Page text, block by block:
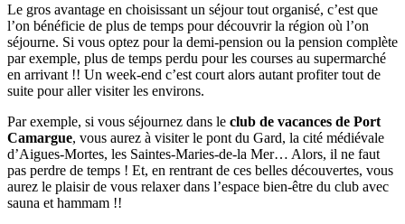
Le gros avantage en choisissant un séjour tout organisé, c’est que
l’on bénéficie de plus de temps pour découvrir la région où l’on
séjourne. Si vous optez pour la demi-pension ou la pension complète
par exemple, plus de temps perdu pour les courses au supermarché
en arrivant !! Un week-end c’est court alors autant profiter tout de
suite pour aller visiter les environs.
Par exemple, si vous séjournez dans le club de vacances de Port
Camargue, vous aurez à visiter le pont du Gard, la cité médiévale
d’Aigues-Mortes, les Saintes-Maries-de-la Mer… Alors, il ne faut
pas perdre de temps ! Et, en rentrant de ces belles découvertes, vous
aurez le plaisir de vous relaxer dans l’espace bien-être du club avec
sauna et hammam !!